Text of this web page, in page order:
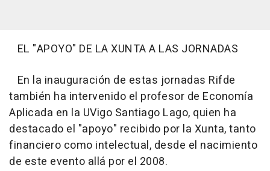
EL "APOYO" DE LA XUNTA A LAS JORNADAS
En la inauguración de estas jornadas Rifde
también ha intervenido el profesor de Economía
Aplicada en la UVigo Santiago Lago, quien ha
destacado el "apoyo" recibido por la Xunta, tanto
financiero como intelectual, desde el nacimiento
de este evento allá por el 2008.